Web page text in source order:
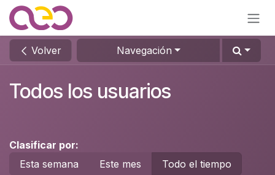
Ir al contenido
Volver Navegación
Todos los usuarios
Clasificar por:
Esta semana
Este mes Todo el tiempo